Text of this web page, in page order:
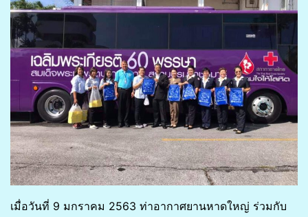
เมื่อวันที่ 9 มกราคม 2563 ท่าอากาศยานหาดใหญ่ ร่วมกับ